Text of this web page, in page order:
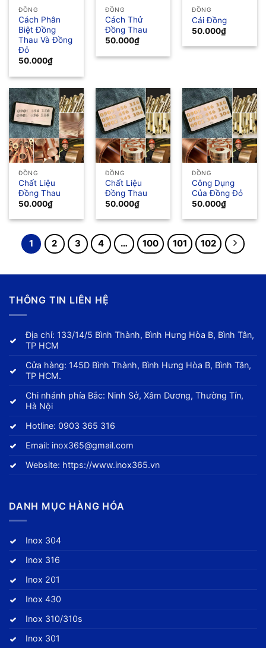
ĐỒNG
Cách Phân
Biệt Đồng
Thau Và Đồng
Đỏ
50.000₫
ĐỒNG
Cách Thử
Đồng Thau
50.000₫
ĐỒNG
Cái Đồng
50.000₫
ĐỒNG
Chất Liệu
Đồng Thau
50.000₫
ĐỒNG
Chất Liệu
Đồng Thau
50.000₫
ĐỒNG
Công Dụng
Của Đồng Đỏ
50.000₫
1 2 3 4 … 100 101 102
THÔNG TIN LIÊN HỆ
Địa chỉ: 133/14/5 Bình Thành, Bình Hưng Hòa B, Bình Tân,
TP HCM
Cửa hàng: 145D Bình Thành, Bình Hưng Hòa B, Bình Tân,
TP HCM.
Chi nhánh phía Bắc: Ninh Sở, Xâm Dương, Thường Tín,
Hà Nội
Hotline:0903 365 316
Email: inox365@gmail.com
Website: https://www.inox365.vn
DANH MỤC HÀNG HÓA
Inox 304
Inox 316
Inox 201
Inox 430
Inox 310/310s
Inox 301